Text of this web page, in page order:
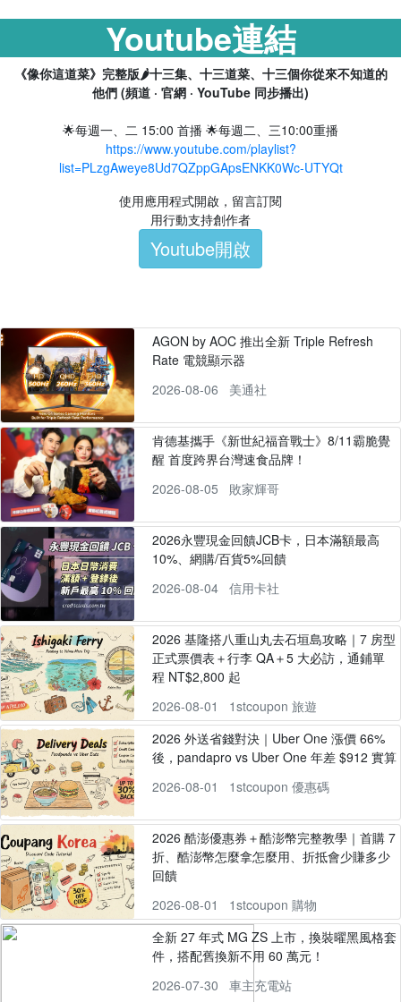
Youtube連結
《像你這道菜》完整版🌶️十三集、十三道菜、十三個你從來不知道的
他們 (頻道 · 官網 · YouTube 同步播出)
🌟每週一、二 15:00 首播 🌟每週二、三10:00重播
https://www.youtube.com/playlist?
list=PLzgAweye8Ud7QZppGApsENKK0Wc-UTYQt
使用應用程式開啟，留言訂閱
用行動支持創作者
Youtube開啟
AGON by AOC 推出全新 Triple Refresh
Rate 電競顯示器
2026-08-06
美通社
肯德基攜手《新世紀福音戰士》8/11霸脆覺
醒 首度跨界台灣速食品牌！
2026-08-05
敗家輝哥
2026永豐現金回饋JCB卡，日本滿額最高
10%、網購/百貨5%回饋
2026-08-04
信用卡社
2026 基隆搭八重山丸去石垣島攻略｜7 房型
正式票價表＋行李 QA＋5 大必訪，通鋪單
程 NT$2,800 起
2026-08-01
1stcoupon 旅遊
2026 外送省錢對決｜Uber One 漲價 66%
後，pandapro vs Uber One 年差 $912 實算
2026-08-01
1stcoupon 優惠碼
2026 酷澎優惠券＋酷澎幣完整教學｜首購 7
折、酷澎幣怎麼拿怎麼用、折抵會少賺多少
回饋
2026-08-01
1stcoupon 購物
全新 27 年式 MG ZS 上市，換裝曜黑風格套
件，搭配舊換新不用 60 萬元！
2026-07-30
車主充電站